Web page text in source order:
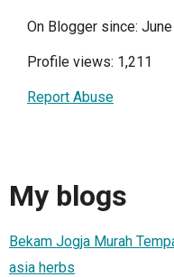
On Blogger since:
Profile views: 1,211
Report Abuse
My blogs
Bekam Jogja Murah
asia herbs